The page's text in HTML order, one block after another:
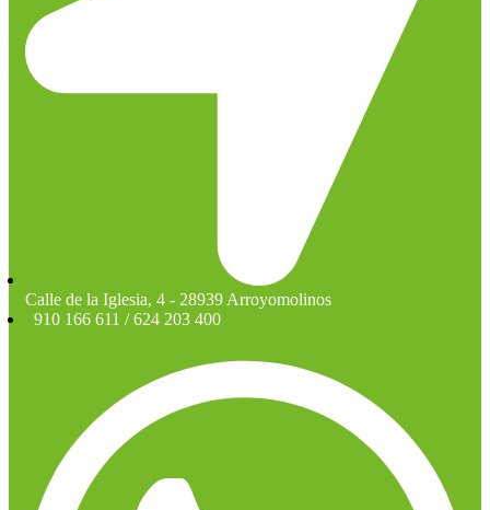
Calle de la Iglesia, 4 - 28939 Arroyomolinos
910 166 611 / 624 203 400